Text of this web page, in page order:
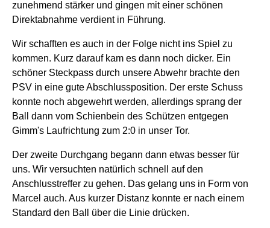
zunehmend stärker und gingen mit einer schönen
Direktabnahme verdient in Führung.
Wir schafften es auch in der Folge nicht ins Spiel zu
kommen. Kurz darauf kam es dann noch dicker. Ein
schöner Steckpass durch unsere Abwehr brachte den
PSV in eine gute Abschlussposition. Der erste Schuss
konnte noch abgewehrt werden, allerdings sprang der
Ball dann vom Schienbein des Schützen entgegen
Gimm's Laufrichtung zum 2:0 in unser Tor.
Der zweite Durchgang begann dann etwas besser für
uns. Wir versuchten natürlich schnell auf den
Anschlusstreffer zu gehen. Das gelang uns in Form von
Marcel auch. Aus kurzer Distanz konnte er nach einem
Standard den Ball über die Linie drücken.